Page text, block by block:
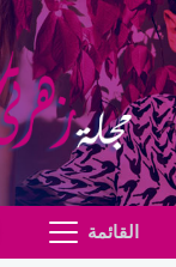
القائمة